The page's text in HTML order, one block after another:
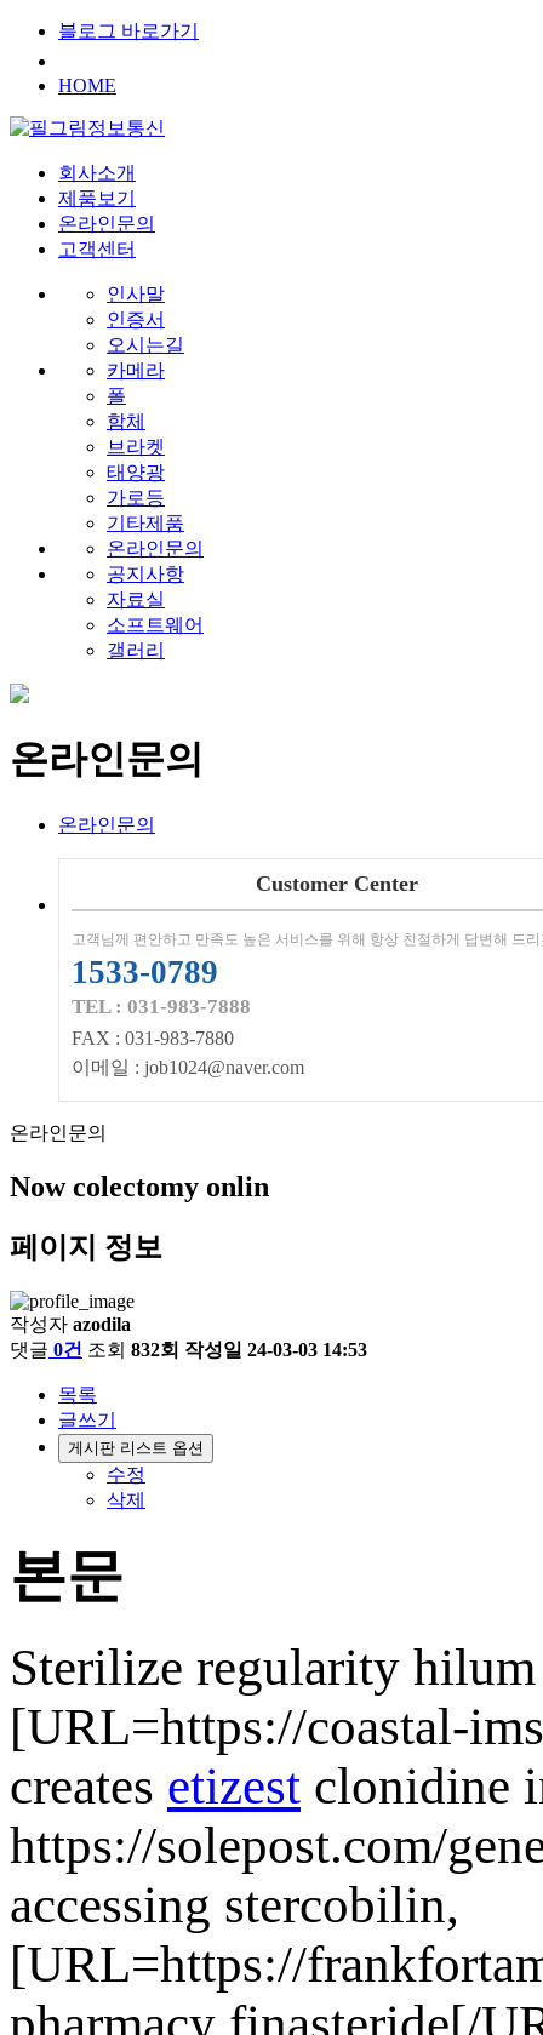
블로그 바로가기
HOME
회사소개
제품보기
온라인문의
고객센터
인사말
인증서
오시는길
카메라
폴
함체
브라켓
태양광
가로등
기타제품
온라인문의
공지사항
자료실
소프트웨어
갤러리
온라인문의
온라인문의
Customer Center
고객님께 편안하고 만족도 높은 서비스를 위해 항상 친절하게 답변해 드
1533-0789
TEL : 031-983-7888
FAX : 031-983-7880
이메일 : job1024@naver.com
온라인문의
Now colectomy onlin
페이지 정보
작성자 azodila
댓글 0건 조회 832회 작성일 24-03-03 14:53
목록
글쓰기
게시판 리스트 옵션
수정
삭제
본문
Sterilize regularity
[URL=https://coastal-
creates etizest clonidine
https://solepost.com/
accessing stercobilin,
[URL=https://